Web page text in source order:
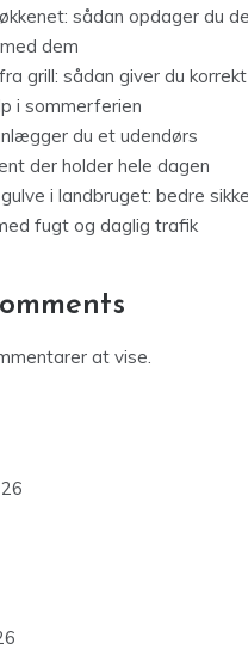
sådan opdager du
dem
grill: sådan giver du korrekt
i sommerferien
du et udendørs
der holder hele dagen
i landbruget: bedre
fugt og daglig trafik
at vise.